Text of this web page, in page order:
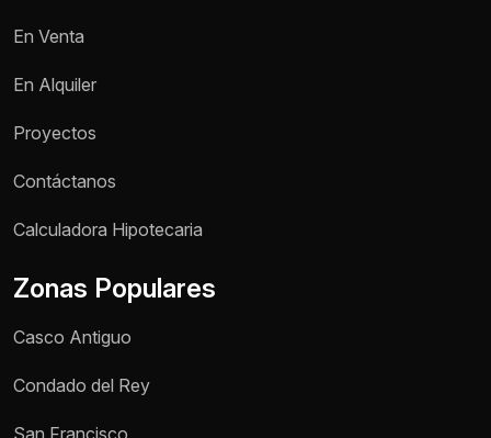
Teléfono / WhatsApp *
En Venta
En Alquiler
Proyectos
Contáctanos
Calculadora Hipotecaria
Zonas Populares
Casco Antiguo
Condado del Rey
San Francisco